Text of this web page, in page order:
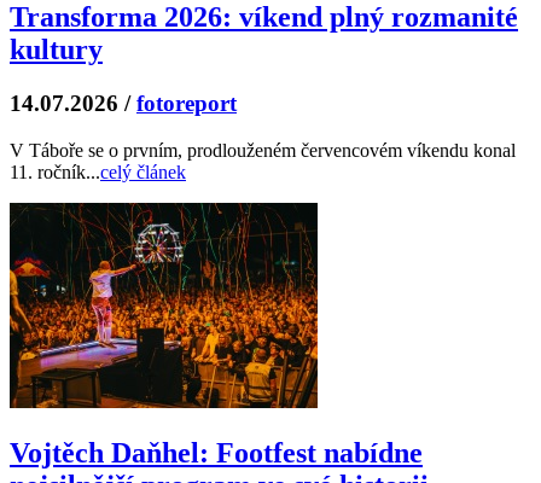
Transforma 2026: víkend plný rozmanité
kultury
14.07.2026 / fotoreport
V Táboře se o prvním, prodlouženém červencovém víkendu konal
11. ročník...celý článek
Vojtěch Daňhel: Footfest nabídne